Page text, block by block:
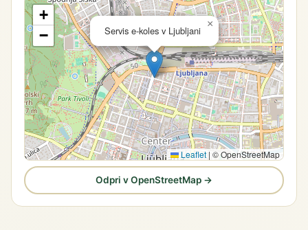
Servis e-koles v Ljubljani
×
+
−
Leaflet | © OpenStreetMap
Odpri v OpenStreetMap →